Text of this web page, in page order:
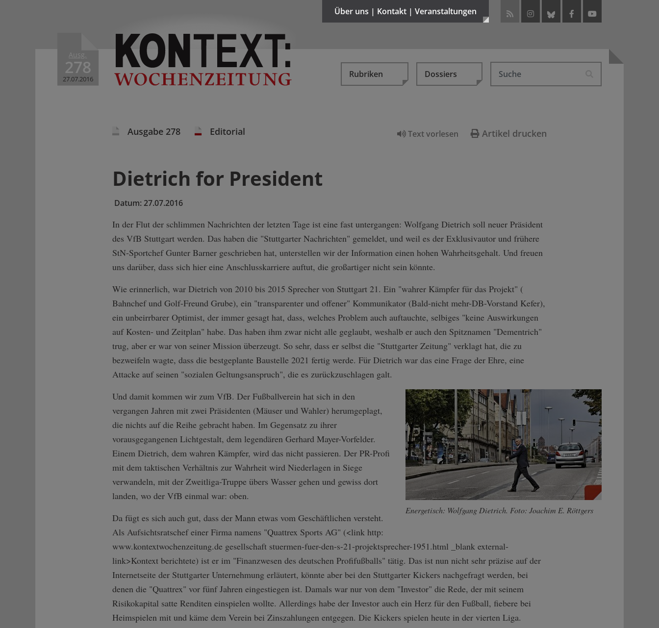
Ausg.
278
27.07.2016
Über uns | Kontakt | Veranstaltungen
Rubriken Dossiers
Text vorlesen Artikel drucken
Ausgabe 278 Editorial
Dietrich for President
Datum:27.07.2016
In der Flut der schlimmen Nachrichten der letzten Tage ist eine fast untergangen: Wolfgang Dietrich soll neuer Präsident
des VfB Stuttgart werden. Das haben die "Stuttgarter Nachrichten" gemeldet, und weil es der Exklusivautor und frühere
StN-Sportchef Gunter Barner geschrieben hat, unterstellen wir der Information einen hohen Wahrheitsgehalt. Und freuen
uns darüber, dass sich hier eine Anschlusskarriere auftut, die großartiger nicht sein könnte.
Wie erinnerlich, war Dietrich von 2010 bis 2015 Sprecher von Stuttgart 21. Ein "wahrer Kämpfer für das Projekt" (
Bahnchef und Golf-Freund Grube), ein "transparenter und offener" Kommunikator (Bald-nicht mehr-DB-Vorstand Kefer),
ein unbeirrbarer Optimist, der immer gesagt hat, dass, welches Problem auch auftauchte, selbiges "keine Auswirkungen
auf Kosten- und Zeitplan" habe. Das haben ihm zwar nicht alle geglaubt, weshalb er auch den Spitznamen "Dementrich"
trug, aber er war von seiner Mission überzeugt. So sehr, dass er selbst die "Stuttgarter Zeitung" verklagt hat, die zu
bezweifeln wagte, dass die bestgeplante Baustelle 2021 fertig werde. Für Dietrich war das eine Frage der Ehre, eine
Attacke auf seinen "sozialen Geltungsanspruch", die es zurückzuschlagen galt.
Energetisch: Wolfgang Dietrich. Foto: Joachim E. Röttgers
Und damit kommen wir zum VfB. Der Fußballverein hat sich in den
vergangen Jahren mit zwei Präsidenten (Mäuser und Wahler) herumgeplagt,
die nichts auf die Reihe gebracht haben. Im Gegensatz zu ihrer
vorausgegangenen Lichtgestalt, dem legendären Gerhard Mayer-Vorfelder.
Einem Dietrich, dem wahren Kämpfer, wird das nicht passieren. Der PR-Profi
mit dem taktischen Verhältnis zur Wahrheit wird Niederlagen in Siege
verwandeln, mit der Zweitliga-Truppe übers Wasser gehen und gewiss dort
landen, wo der VfB einmal war: oben.
Da fügt es sich auch gut, dass der Mann etwas vom Geschäftlichen versteht.
Als Aufsichtsratschef einer Firma namens "Quattrex Sports AG" (<link http:
www.kontextwochenzeitung.de gesellschaft stuermen-fuer-d­en-s-21-projekt­sprecher-1951.h­tml _blank external-
link>Kontext berichtete) ist er im "Finanzwesen des deutschen Profifußballs" tätig. Das ist nun nicht sehr präzise auf der
Internetseite der Stuttgarter Unternehmung erläutert, könnte aber bei den Stuttgarter Kickers nachgefragt werden, bei
denen die "Quattrex" vor fünf Jahren eingestiegen ist. Damals war nur von dem "Investor" die Rede, der mit seinem
Risikokapital satte Renditen einspielen wollte. Allerdings habe der Investor auch ein Herz für den Fußball, fiebere bei
Heimspielen mit und käme dem Verein bei Zinszahlungen entgegen. Die Kickers spielen heute in der vierten Liga.